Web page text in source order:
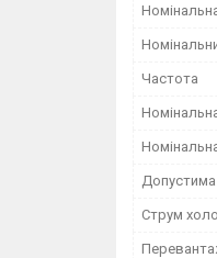
Частота
Допустима
Струм